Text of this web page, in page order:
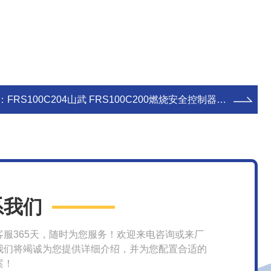
FRS100C204山武 FRS100C200燃烧安全控制器FRS100C104
们
服365天，随时为您服务！欢迎来电咨询或来厂
们将竭诚为您提供详细介绍，并为您配置合适的